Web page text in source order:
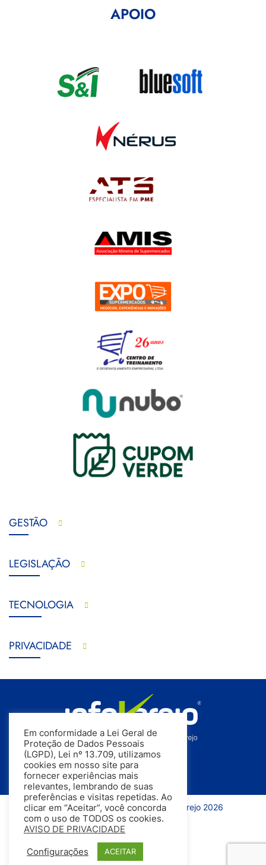
APOIO
GESTÃO
LEGISLAÇÃO
TECNOLOGIA
PRIVACIDADE
Todos os direitos reservados | InfoVarejo 2026
Em conformidade a Lei Geral de
Proteção de Dados Pessoais
(LGPD), Lei nº 13.709, utilizamos
cookies em nosso site para
fornecer experiências mais
relevantes, lembrando de suas
preferências e visitas repetidas. Ao
clicar em “Aceitar”, você concorda
com o uso de TODOS os cookies.
AVISO DE PRIVACIDADE
Configurações ACEITAR